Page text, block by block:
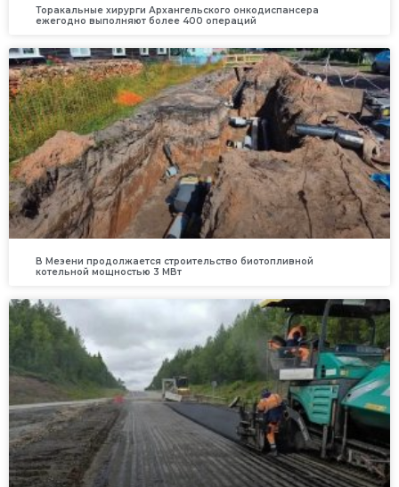
Торакальные хирурги Архангельского онкодиспансера
ежегодно выполняют более 400 операций
В Мезени продолжается строительство биотопливной
котельной мощностью 3 МВт